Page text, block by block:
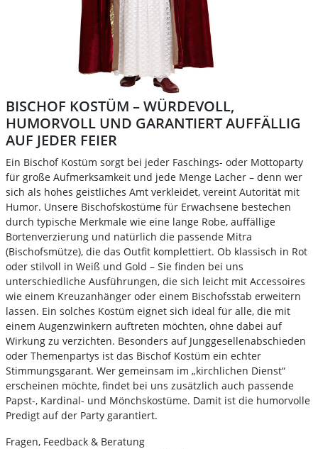
BISCHOF KOSTÜM – WÜRDEVOLL,
HUMORVOLL UND GARANTIERT AUFFÄLLIG
AUF JEDER FEIER
Ein Bischof Kostüm sorgt bei jeder Faschings- oder Mottoparty
für große Aufmerksamkeit und jede Menge Lacher – denn wer
sich als hohes geistliches Amt verkleidet, vereint Autorität mit
Humor. Unsere Bischofskostüme für Erwachsene bestechen
durch typische Merkmale wie eine lange Robe, auffällige
Bortenverzierung und natürlich die passende Mitra
(Bischofsmütze), die das Outfit komplettiert. Ob klassisch in Rot
oder stilvoll in Weiß und Gold – Sie finden bei uns
unterschiedliche Ausführungen, die sich leicht mit Accessoires
wie einem Kreuzanhänger oder einem Bischofsstab erweitern
lassen. Ein solches Kostüm eignet sich ideal für alle, die mit
einem Augenzwinkern auftreten möchten, ohne dabei auf
Wirkung zu verzichten. Besonders auf Junggesellenabschieden
oder Themenpartys ist das Bischof Kostüm ein echter
Stimmungsgarant. Wer gemeinsam im „kirchlichen Dienst“
erscheinen möchte, findet bei uns zusätzlich auch passende
Papst-, Kardinal- und Mönchskostüme. Damit ist die humorvolle
Predigt auf der Party garantiert.
Fragen, Feedback & Beratung